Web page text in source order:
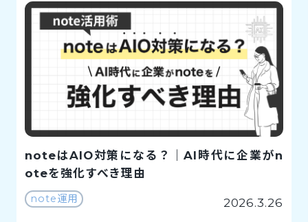
noteはAIO対策になる？｜AI時代に企業がn
oteを強化すべき理由
note運用 2026.3.26